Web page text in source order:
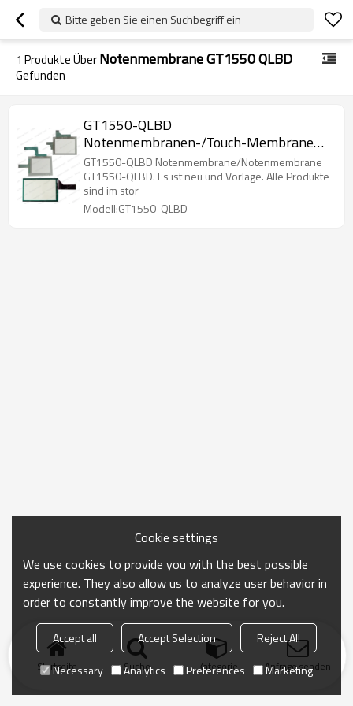
Bitte geben Sie einen Suchbegriff ein
1 Produkte ÜberNotenmembrane GT1550 QLBD
Gefunden
GT1550-QLBD
Notenmembranen-/Touch-Membrane
GT1550-QLBD
GT1550-QLBD Notenmembrane/Notenmembrane
GT1550-QLBD. Es ist neu und Vorlage. Alle Produkte
sind im stor
Modell:GT1550-QLBD
Startseite Suche Kategorie Anfrage senden
Cookie settings
We use cookies to provide you with the best possible
experience. They also allow us to analyze user behavior in
order to constantly improve the website for you.
Accept all Accept Selection
Reject All
Necessary
Analytics Preferences Marketing